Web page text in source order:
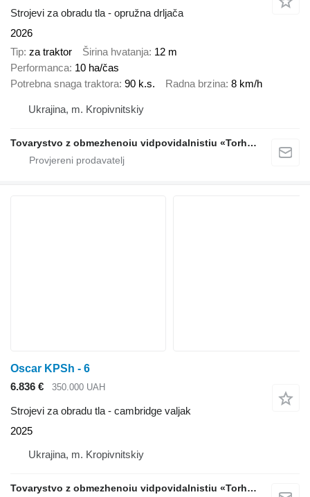
Strojevi za obradu tla - opružna drljača
2026
Tip za traktor Širina hvatanja 12 m
Performanca 10 ha/čas
Potrebna snaga traktora 90 k.s. Radna brzina 8 km/h
Ukrajina, m. Kropivnitskiy
Tovarystvo z obmezhenoiu vidpovidalnistiu «Torhovyi Dim Ahro Partnery»
Oscar KPSh - 6
6.836 €
350.000 UAH
Strojevi za obradu tla - cambridge valjak
2025
Ukrajina, m. Kropivnitskiy
Tovarystvo z obmezhenoiu vidpovidalnistiu «Torhovyi Dim Ahro Partnery»